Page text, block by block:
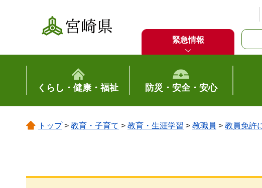
宮崎県
緊急情報
くらし・健康・福祉 防災・安全・安心
トップ> 教育・子育て > 教育・生涯学習 > 教職員 > 教員免許